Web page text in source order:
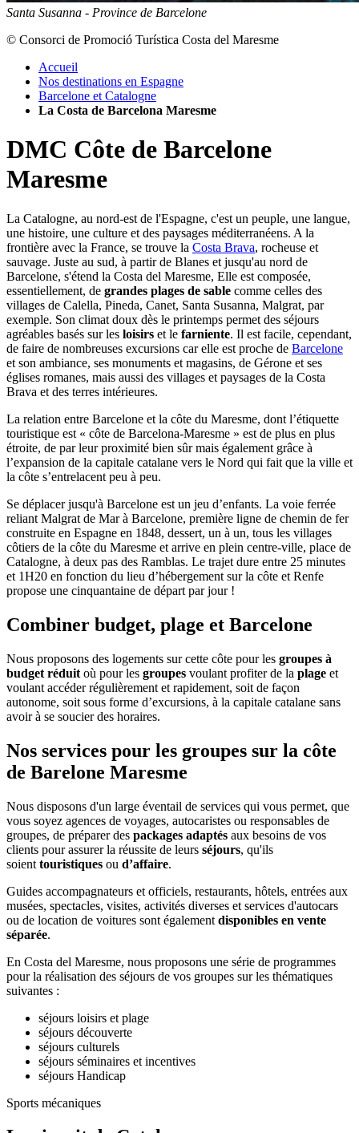
Santa Susanna - Province de Barcelone
© Consorci de Promoció Turística Costa del Maresme
Accueil
Nos destinations en Espagne
Barcelone et Catalogne
La Costa de Barcelona Maresme
DMC Côte de Barcelone
Maresme
La Catalogne, au nord-est de l'Espagne, c'est un peuple, une langue,
une histoire, une culture et des paysages méditerranéens. A la
frontière avec la France, se trouve la Costa Brava, rocheuse et
sauvage. Juste au sud, à partir de Blanes et jusqu'au nord de
Barcelone, s'étend la Costa del Maresme, Elle est composée,
essentiellement, de grandes plages de sable comme celles des
villages de Calella, Pineda, Canet, Santa Susanna, Malgrat, par
exemple. Son climat doux dès le printemps permet des séjours
agréables basés sur les loisirs et le farniente. Il est facile, cependant,
de faire de nombreuses excursions car elle est proche de Barcelone
et son ambiance, ses monuments et magasins, de Gérone et ses
églises romanes, mais aussi des villages et paysages de la Costa
Brava et des terres intérieures.
La relation entre Barcelone et la côte du Maresme, dont l’étiquette
touristique est « côte de Barcelona-Maresme » est de plus en plus
étroite, de par leur proximité bien sûr mais également grâce à
l’expansion de la capitale catalane vers le Nord qui fait que la ville et
la côte s’entrelacent peu à peu.
Se déplacer jusqu'à Barcelone est un jeu d’enfants. La voie ferrée
reliant Malgrat de Mar à Barcelone, première ligne de chemin de fer
construite en Espagne en 1848, dessert, un à un, tous les villages
côtiers de la côte du Maresme et arrive en plein centre-ville, place de
Catalogne, à deux pas des Ramblas. Le trajet dure entre 25 minutes
et 1H20 en fonction du lieu d’hébergement sur la côte et Renfe
propose une cinquantaine de départ par jour !
Combiner budget, plage et Barcelone
Nous proposons des logements sur cette côte pour les groupes à
budget réduit où pour les groupes voulant profiter de la plage et
voulant accéder régulièrement et rapidement, soit de façon
autonome, soit sous forme d’excursions, à la capitale catalane sans
avoir à se soucier des horaires.
Nos services pour les groupes sur la côte
de Barelone Maresme
Nous disposons d'un large éventail de services qui vous permet, que
vous soyez agences de voyages, autocaristes ou responsables de
groupes, de préparer des packages adaptés aux besoins de vos
clients pour assurer la réussite de leurs séjours, qu'ils
soient touristiques ou d’affaire.
Guides accompagnateurs et officiels, restaurants, hôtels, entrées aux
musées, spectacles, visites, activités diverses et services d'autocars
ou de location de voitures sont également disponibles en vente
séparée.
En Costa del Maresme, nous proposons une série de programmes
pour la réalisation des séjours de vos groupes sur les thématiques
suivantes :
séjours loisirs et plage
séjours découverte
séjours culturels
séjours séminaires et incentives
séjours Handicap
Sports mécaniques